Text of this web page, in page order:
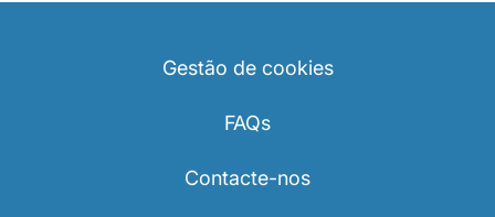
Gestão de cookies
FAQs
Contacte-nos